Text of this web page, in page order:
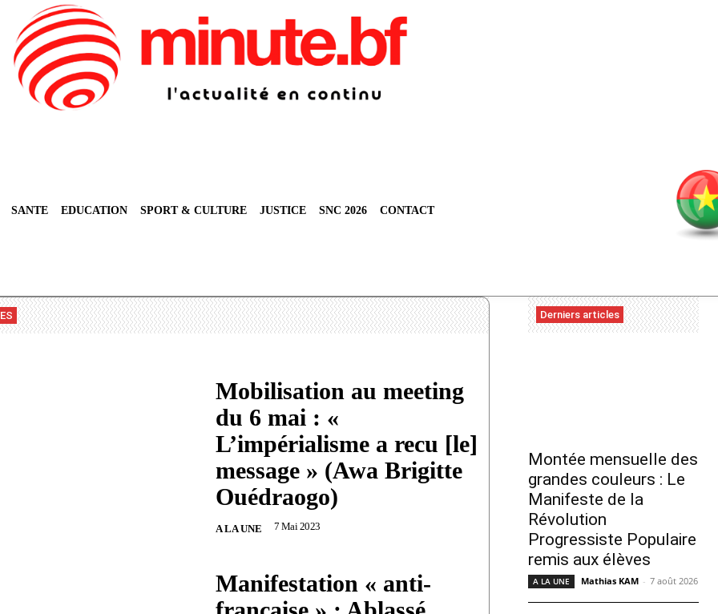
SANTE EDUCATION SPORT & CULTURE JUSTICE SNC 2026 CONTACT
Mobilisation au meeting
du 6 mai : «
L’impérialisme a recu [le]
message » (Awa Brigitte
Ouédraogo)
A LA UNE 7 Mai 2023
Manifestation « anti-
Derniers articles
Montée mensuelle des
grandes couleurs : Le
Manifeste de la
Révolution
Progressiste Populaire
remis aux élèves
A LA UNE Mathias KAM - 7 août 2026